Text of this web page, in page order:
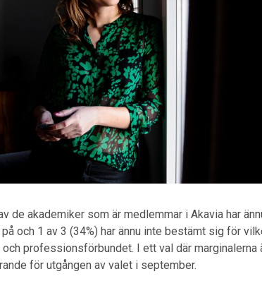
de akademiker som är medlemmar i Akavia har
och 1 av 3 (34%) har ännu inte bestämt sig för
professionsförbundet. I ett val där marginalerna
för utgången av valet i september.